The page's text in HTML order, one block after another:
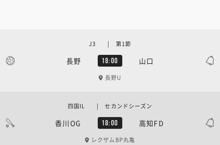
長野 18:00 山口
J3 | 第1節
長野U
香川OG 18:00 高知FD
四国IL | セカンドシーズン
レクザムBP丸亀